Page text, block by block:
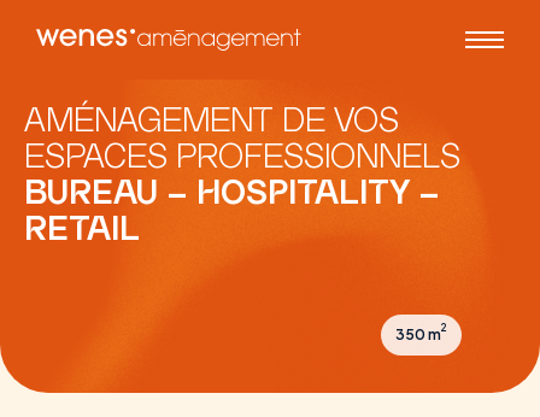
AMÉNAGEMENT DE VOS
ESPACES PROFESSIONNELS
BUREAU – HOSPITALITY –
RETAIL
350 m2